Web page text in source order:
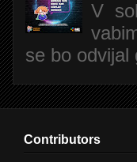
V
se bo odvijal
Contributors